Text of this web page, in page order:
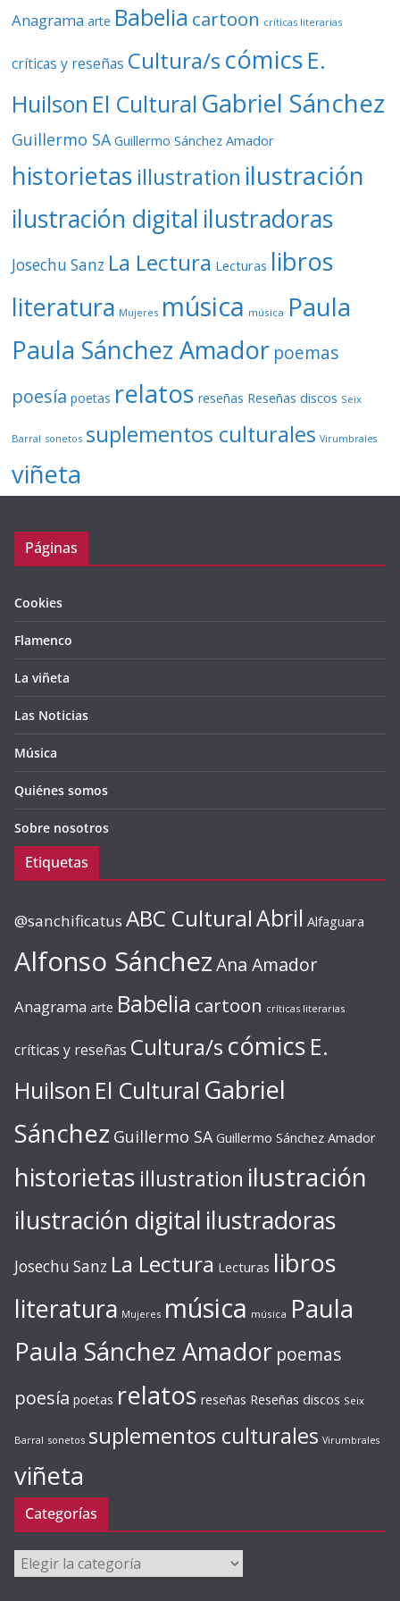
Anagrama arte Babelia cartoon críticas literarias
críticas y reseñas Cultura/s cómics E.
Huilson El Cultural Gabriel Sánchez
Guillermo SA Guillermo Sánchez Amador
historietas illustration ilustración
ilustración digital ilustradoras
Josechu Sanz La Lectura Lecturas libros
literatura Mujeres música música Paula
Paula Sánchez Amador poemas
poesía poetas relatos reseñas Reseñas discos Seix
Barral sonetos suplementos culturales Virumbrales
viñeta
Páginas
Cookies
Flamenco
La viñeta
Las Noticias
Música
Quiénes somos
Sobre nosotros
Etiquetas
@sanchificatus ABC CulturalAbril Alfaguara
Alfonso SánchezAna Amador
Anagrama arte Babelia cartoon críticas literarias
críticas y reseñas Cultura/s cómics E.
Huilson El Cultural Gabriel
Sánchez Guillermo SA Guillermo Sánchez Amador
historietas illustration ilustración
ilustración digital ilustradoras
Josechu Sanz La Lectura Lecturas libros
literatura Mujeres música música Paula
Paula Sánchez Amador poemas
poesía poetas relatos reseñas Reseñas discos Seix
Barral sonetos suplementos culturales Virumbrales
viñeta
Categorías
Categorías